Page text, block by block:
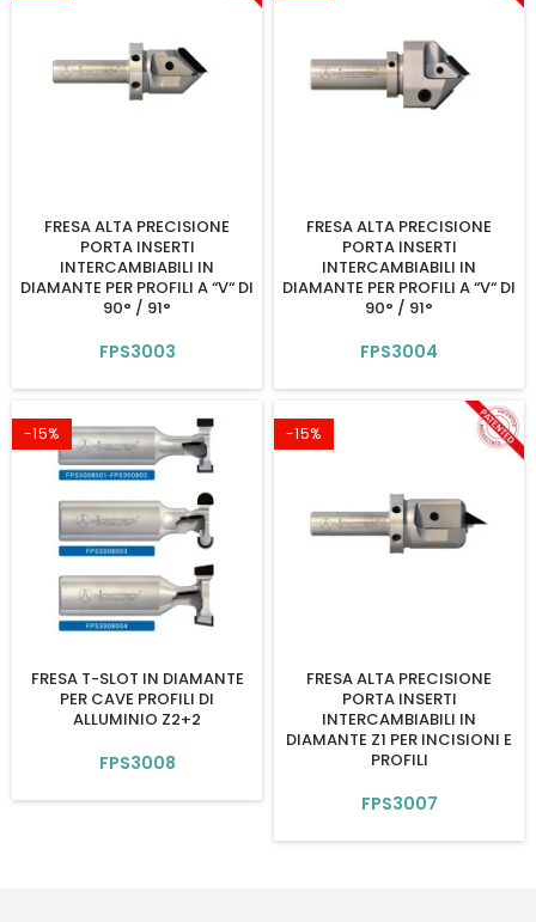
FRESA ALTA PRECISIONE
PORTA INSERTI
INTERCAMBIABILI IN
DIAMANTE PER PROFILI A “V“ DI
90° / 91°
FPS3003
FRESA ALTA PRECISIONE
PORTA INSERTI
INTERCAMBIABILI IN
DIAMANTE PER PROFILI A “V“ DI
90° / 91°
FPS3004
-15%
FRESA T-SLOT IN DIAMANTE
PER CAVE PROFILI DI
ALLUMINIO Z2+2
FPS3008
-15%
FRESA ALTA PRECISIONE
PORTA INSERTI
INTERCAMBIABILI IN
DIAMANTE Z1 PER INCISIONI E
PROFILI
FPS3007